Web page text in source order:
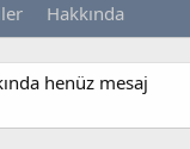
Hakkında
henüz mesaj